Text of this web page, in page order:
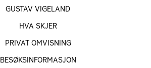
GUSTAV VIGELAND
HVA SKJER
PRIVAT OMVISNING
BESØKS­INFORMASJON